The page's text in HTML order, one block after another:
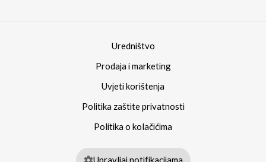
Uredništvo
Prodaja i marketing
Uvjeti korištenja
Politika zaštite privatnosti
Politika o kolačićima